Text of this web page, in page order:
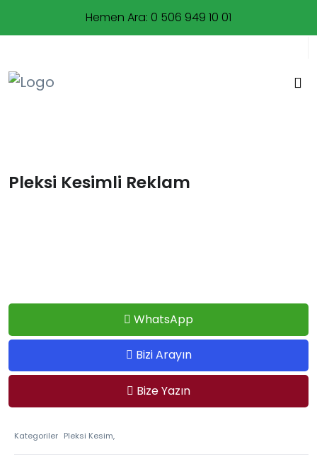
Hemen Ara: 0 506 949 10 01
Pleksi Kesimli Reklam
WhatsApp
Bizi Arayın
Bize Yazın
Kategoriler Pleksi Kesim,